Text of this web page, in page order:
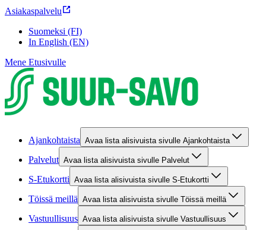
Asiakaspalvelu
Suomeksi (FI)
In English (EN)
Mene Etusivulle
Ajankohtaista Avaa lista alisivuista sivulle Ajankohtaista
Palvelut Avaa lista alisivuista sivulle Palvelut
S-Etukortti Avaa lista alisivuista sivulle S-Etukortti
Töissä meillä Avaa lista alisivuista sivulle Töissä meillä
Vastuullisuus Avaa lista alisivuista sivulle Vastuullisuus